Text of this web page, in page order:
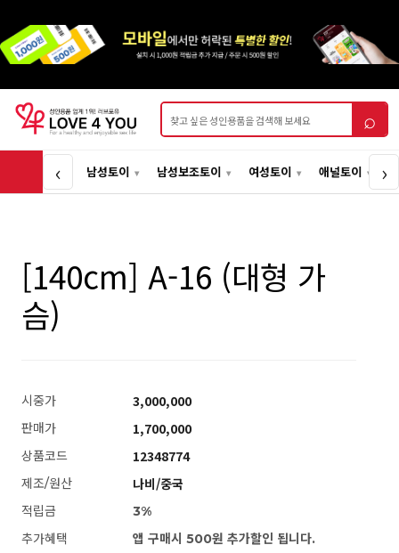
상품검색 ⌕
‹ 남성토이 남성보조토이 여성토이 애널토이 ›
[140cm] A-16 (대형 가
슴)
시중가 3,000,000
판매가 1,700,000
상품코드 12348774
제조/원산 나비/중국
적립금
3%
추가혜택
앱 구매시 500원 추가할인 됩니다.